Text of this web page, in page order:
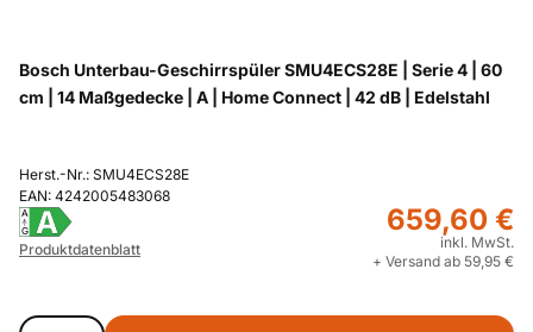
Bosch Unterbau-Geschirrspüler SMU4ECS28E | Serie 4 | 60
cm | 14 Maßgedecke | A | Home Connect | 42 dB | Edelstahl
Herst.-Nr.: SMU4ECS28E
EAN: 4242005483068
A
G
A
Produktdatenblatt
659,60 €
inkl. MwSt.
+ Versand ab 59,95 €